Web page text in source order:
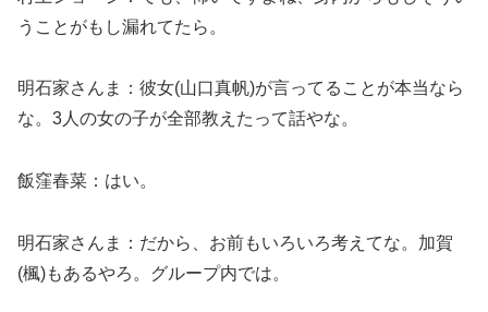
うことがもし漏れてたら。
明石家さんま：彼女(山口真帆)が言ってることが本当なら
な。3人の女の子が全部教えたって話やな。
飯窪春菜：はい。
明石家さんま：だから、お前もいろいろ考えてな。加賀
(楓)もあるやろ。グループ内では。